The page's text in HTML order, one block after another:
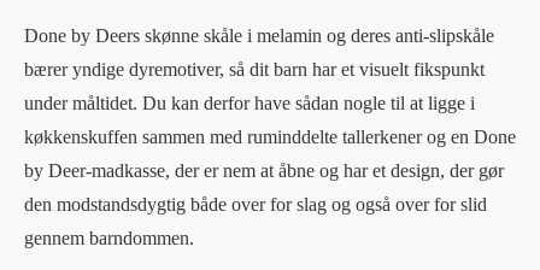
Done by Deers skønne skåle i melamin og deres anti-slipskåle
bærer yndige dyremotiver, så dit barn har et visuelt fikspunkt
under måltidet. Du kan derfor have sådan nogle til at ligge i
køkkenskuffen sammen med ruminddelte tallerkener og en Done
by Deer-madkasse, der er nem at åbne og har et design, der gør
den modstandsdygtig både over for slag og også over for slid
gennem barndommen.